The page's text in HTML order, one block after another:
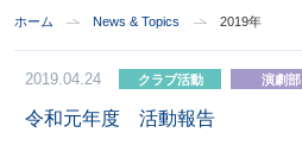
ホーム News & Topics 2019年
2019.04.24 クラブ活動 演劇部
令和元年度 活動報告